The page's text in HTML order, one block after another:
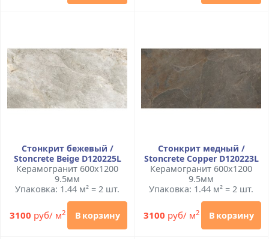
Стонкрит бежевый /
Stoncrete Beige D120225L
Керамогранит 600x1200
9.5мм
Упаковка: 1.44 м² = 2 шт.
3100 руб/ м2 В корзину
Стонкрит медный /
Stoncrete Сopper D120223L
Керамогранит 600x1200
9.5мм
Упаковка: 1.44 м² = 2 шт.
3100 руб/ м2 В корзину